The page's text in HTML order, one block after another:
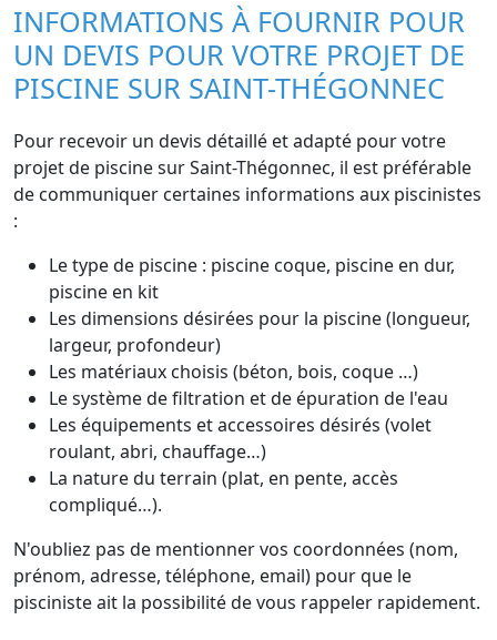
INFORMATIONS À FOURNIR POUR
UN DEVIS POUR VOTRE PROJET DE
PISCINE SUR SAINT-THÉGONNEC
Pour recevoir un devis détaillé et adapté pour votre
projet de piscine sur Saint-Thégonnec, il est préférable
de communiquer certaines informations aux piscinistes
:
Le type de piscine : piscine coque, piscine en dur,
piscine en kit
Les dimensions désirées pour la piscine (longueur,
largeur, profondeur)
Les matériaux choisis (béton, bois, coque …)
Le système de filtration et de épuration de l'eau
Les équipements et accessoires désirés (volet
roulant, abri, chauffage…)
La nature du terrain (plat, en pente, accès
compliqué…).
N'oubliez pas de mentionner vos coordonnées (nom,
prénom, adresse, téléphone, email) pour que le
pisciniste ait la possibilité de vous rappeler rapidement.